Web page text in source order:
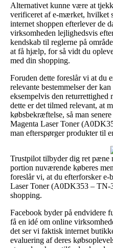
Alternativet kunne være at
verificeret af e-mærket, hvilket
internet shoppen efterlever de
virksomheden lejlighedsvis
kendskab til reglerne på
at få hjælp, for så vidt du
med din shopping.
Foruden dette foreslår vi at du
relevante bestemmelser der
eksempelvis den returrettighed
dette er det tilmed relevant, at
købsbekræftelse, så man
Magenta Laser Toner
man efterspørger produkter til
Trustpilot tilbyder dig ret pæne
portion nuværende køberes
foreslår vi, at du efterforsker
Laser Toner (A0DK353 –
shopping.
Facebook byder på endvidere
få en idé om online
det ser vi faktisk internet
evaluering af deres